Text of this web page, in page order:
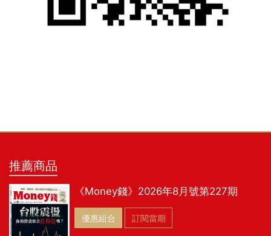
推薦商品
《Money錢》2026年8月號第227期
優惠組合 訂閱當期